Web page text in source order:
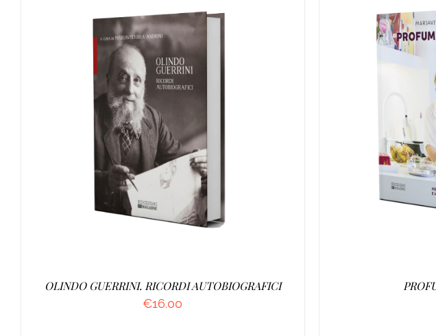
AGGIUNGI AL CARRELLO
OLINDO GUERRINI. RICORDI AUTOBIOGRAFICI
€16.00
AGGIUNGI AL